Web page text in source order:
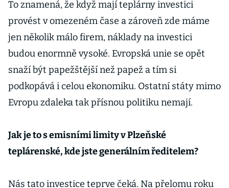
To znamená, že když mají teplárny investici
provést v omezeném čase a zároveň zde máme
jen několik málo firem, náklady na investici
budou enormně vysoké. Evropská unie se opět
snaží být papežštější než papež a tím si
podkopává i celou ekonomiku. Ostatní státy mimo
Evropu zdaleka tak přísnou politiku nemají.
Jak je to s emisními limity v Plzeňské
teplárenské, kde jste generálním ředitelem?
Nás tato investice teprve čeká. Na přelomu roku